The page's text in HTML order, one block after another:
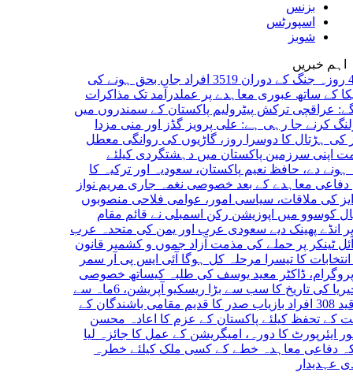
بزنس
اسپورٹس
شوبز
اہم خبریں
ایران کی 40 روزہ جنگ کے دوران 3519 افراد جاں بحق ہونے کی
ساتھ عبوری معاہدے پر عملدرآمد تک مذاکرات
ترکش پیٹرولیم پاکستان کے سمندروں میں
جا رہی ہے: علی پرویزگڈز اور منی مزدا
ہڑتال کا دوسرا روز، گاڑیوں کی روانگی معطل
سرزمین پاکستان میں دہشتگردی کیلئے
دے، حافظ نعیم پاکستان، سعودیہ اور ترکیہ کا
معاہدے کے بعد خصوصی نغمہ جاریمریم نواز
ملاقات، سیاسی امور، عوامی فلاحی منصوبوں
میں اپوزیشن رکن اسمبلی نے قائم مقام
پھینک دیےسعودی عرب اور یمن کی متحدہ عرب
پر حملے کی مذمتآزاد جموں و کشمیر قانون
کا تیسرا مرحلہ کل ہوگا آئی ایس پی آر سمر
ڈاکٹر معید یوسف کی طلبہ کیساتھ خصوصی
نائجیریا کی تاریخ کا سب سے بڑا ریسکیو آپریشن، 6ماہ سے
صدر کا قدیم مقامی باشندگان کے
کیلئے پاکستان کے عزم کا اعادہ محسن
کا دورہ، امیگریشن کے عمل کا جائزہ لیا
معاہدہ خطے کے کسی ملک کیلئے خطرہ